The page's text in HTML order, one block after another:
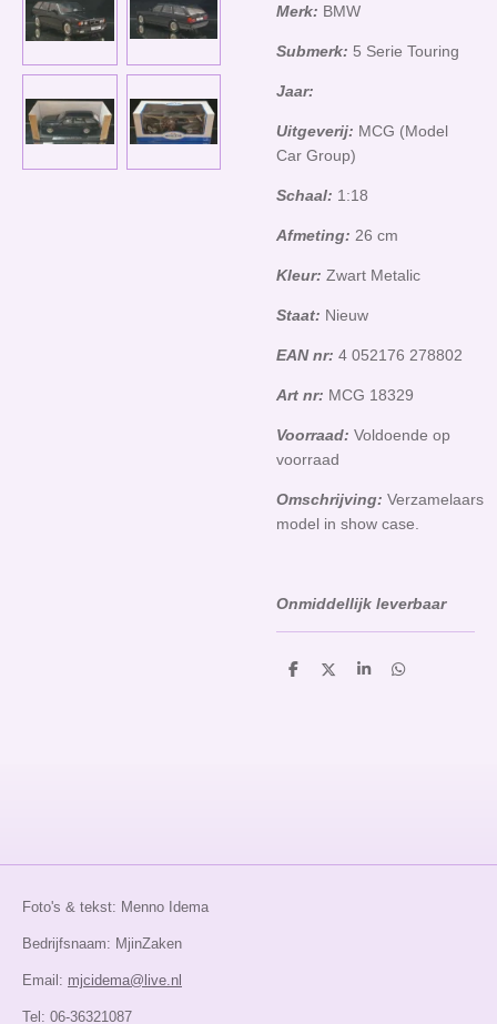
Merk: BMW
Submerk: 5 Serie Touring
Jaar:
Uitgeverij: MCG (Model
Car Group)
Schaal: 1:18
Afmeting: 26 cm
Kleur: Zwart Metalic
Staat: Nieuw
EAN nr: 4 052176 278802
Art nr: MCG 18329
Voorraad: Voldoende op
voorraad
Omschrijving: Verzamelaars
model in show case.
Onmiddellijk leverbaar
D
D
S
D
Foto's & tekst: Menno Idema
Bedrijfsnaam: MjinZaken
Email: mjcidema@live.nl
Tel: 06-36321087